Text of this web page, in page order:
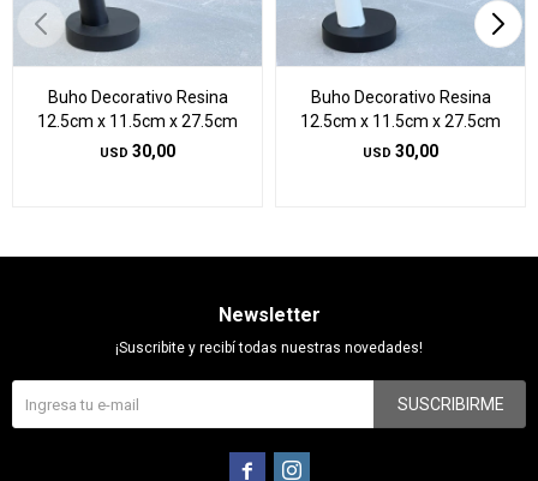
Buho Decorativo Resina
12.5cm x 11.5cm x 27.5cm
USD 30,00
Buho Decorativo Resina
12.5cm x 11.5cm x 27.5cm
USD 30,00
Newsletter
¡Suscribite y recibí todas nuestras novedades!
SUSCRIBIRME
 